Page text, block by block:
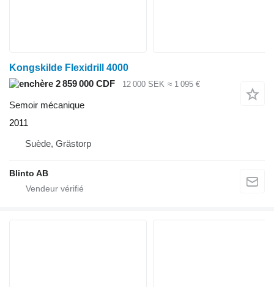
Kongskilde Flexidrill 4000
2 859 000 CDF
12 000 SEK ≈ 1 095 €
Semoir mécanique
2011
Suède, Grästorp
Blinto AB